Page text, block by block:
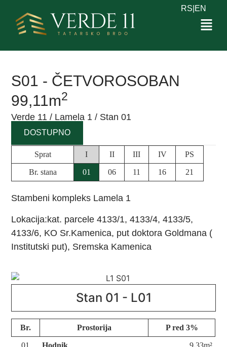
RS EN
S01 - ČETVOROSOBAN
99,11m2
Verde 11 / Lamela 1 / Stan 01
DOSTUPNO
Sprat I II III IV PS
Br. stana 01 06 11 16 21
Stambeni kompleks Lamela 1
Lokacija:kat. parcele 4133/1, 4133/4, 4133/5,
4133/6, KO Sr.Kamenica, put doktora Goldmana (
Institutski put), Sremska Kamenica
Stan 01 - L01
Br. Prostorija P red 3%
01 Hodnik
9.33m²